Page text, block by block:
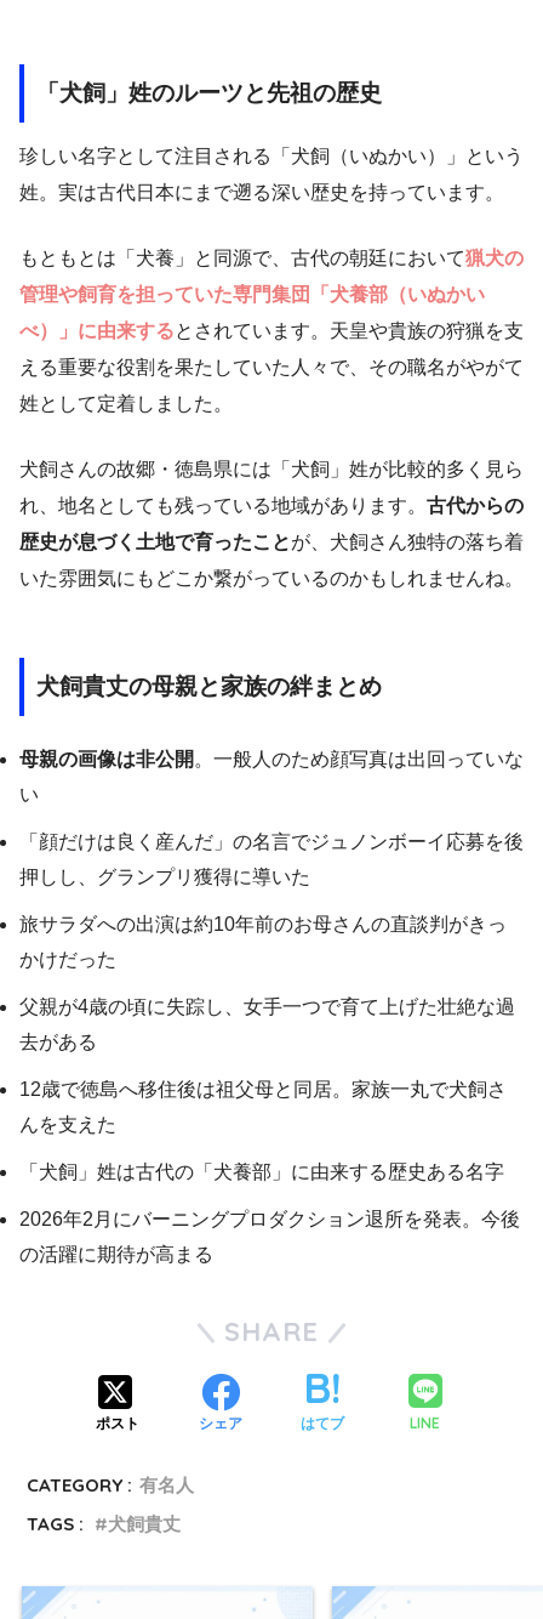
「犬飼」姓のルーツと先祖の歴史
珍しい名字として注目される「犬飼（いぬかい）」という
姓。実は古代日本にまで遡る深い歴史を持っています。
もともとは「犬養」と同源で、古代の朝廷において猟犬の
管理や飼育を担っていた専門集団「犬養部（いぬかい
べ）」に由来するとされています。天皇や貴族の狩猟を支
える重要な役割を果たしていた人々で、その職名がやがて
姓として定着しました。
犬飼さんの故郷・徳島県には「犬飼」姓が比較的多く見ら
れ、地名としても残っている地域があります。 古代からの
歴史が息づく土地で育ったことが、犬飼さん独特の落ち着
いた雰囲気にもどこか繋がっているのかもしれませんね。
犬飼貴丈の母親と家族の絆まとめ
母親の画像は非公開 。一般人のため顔写真は出回っていな
い
「顔だけは良く産んだ」の名言でジュノンボーイ応募を後
押しし、グランプリ獲得に導いた
旅サラダへの出演は約10年前のお母さんの直談判がきっ
かけだった
父親が4歳の頃に失踪し、女手一つで育て上げた壮絶な過
去がある
12歳で徳島へ移住後は祖父母と同居。家族一丸で犬飼さ
んを支えた
「犬飼」姓は古代の「犬養部」に由来する歴史ある名字
2026年2月にバーニングプロダクション退所を発表。今後
の活躍に期待が高まる
SHARE
ポスト シェア はてブ LINE
CATEGORY : 有名人
TAGS :
犬飼貴丈